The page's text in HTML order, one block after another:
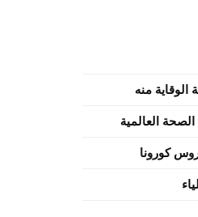
منه
العالمية
كورونا